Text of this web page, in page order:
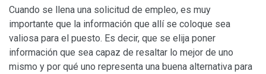
Cuando se llena una solicitud de empleo, es muy
importante que la información que allí se coloque sea
valiosa para el puesto. Es decir, que se elija poner
información que sea capaz de resaltar lo mejor de uno
mismo y por qué uno representa una buena alternativa para